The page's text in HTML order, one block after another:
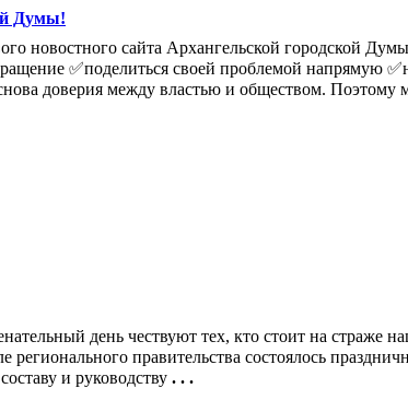
Думы!
новостного сайта Архангельской городской
✅поделиться своей проблемой напрямую
доверия между властью и обществом. Поэтому
день чествуют тех, кто стоит на страже
правительства состоялось
и руководству . . .